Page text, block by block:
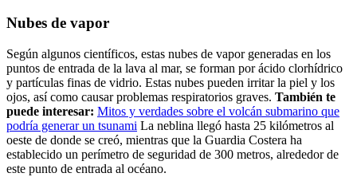
Nubes de vapor
Según algunos científicos, estas nubes de vapor generadas en los
puntos de entrada de la lava al mar, se forman por ácido clorhídrico
y partículas finas de vidrio. Estas nubes pueden irritar la piel y los
ojos, así como causar problemas respiratorios graves. También te
puede interesar: Mitos y verdades sobre el volcán submarino que
podría generar un tsunami La neblina llegó hasta 25 kilómetros al
oeste de donde se creó, mientras que la Guardia Costera ha
establecido un perímetro de seguridad de 300 metros, alrededor de
este punto de entrada al océano.